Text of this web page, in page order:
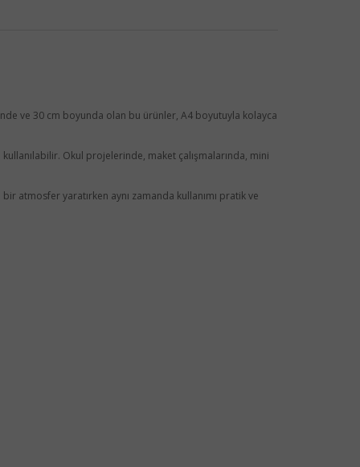
ve 30 cm boyunda olan bu ürünler, A4 boyutuyla kolayca
Okul projelerinde, maket çalışmalarında, mini
atmosfer yaratırken aynı zamanda kullanımı pratik ve